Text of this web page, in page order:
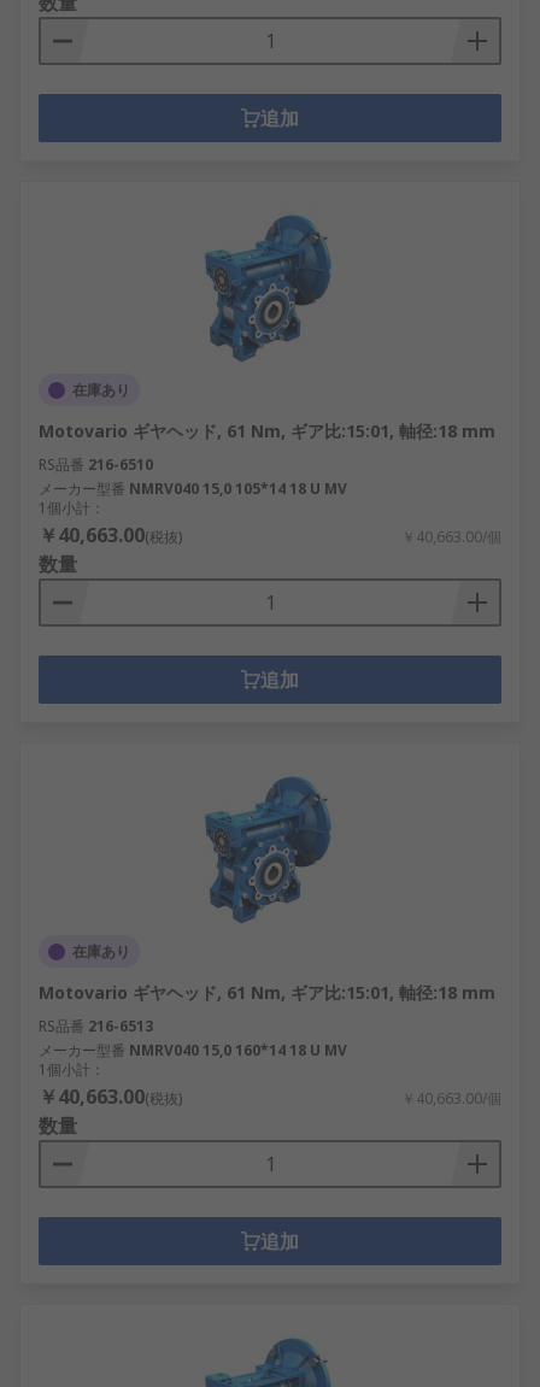
追加
在庫あり
Motovario ギヤヘッド, 61 Nm, ギア比:15:01, 軸径:18 mm
RS品番 216-6510
メーカー型番 NMRV040 15,0 105*14 18 U MV
1個小計：
￥40,663.00(税抜) ￥40,663.00/個
数量
追加
在庫あり
Motovario ギヤヘッド, 61 Nm, ギア比:15:01, 軸径:18 mm
RS品番 216-6513
メーカー型番 NMRV040 15,0 160*14 18 U MV
1個小計：
￥40,663.00(税抜) ￥40,663.00/個
数量
追加